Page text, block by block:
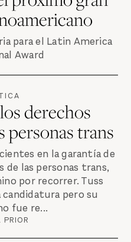
para el Latin America
Award
derechos
personas trans
en la garantía de
de las personas trans,
por recorrer. Tuss
pero su
fue re...
PRIOR